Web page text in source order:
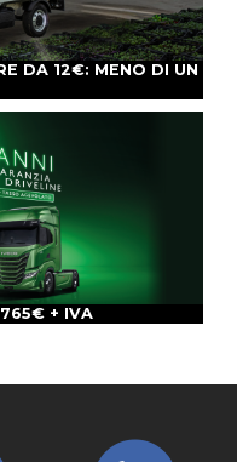
DA 12€: MENO DI UN
+ IVA